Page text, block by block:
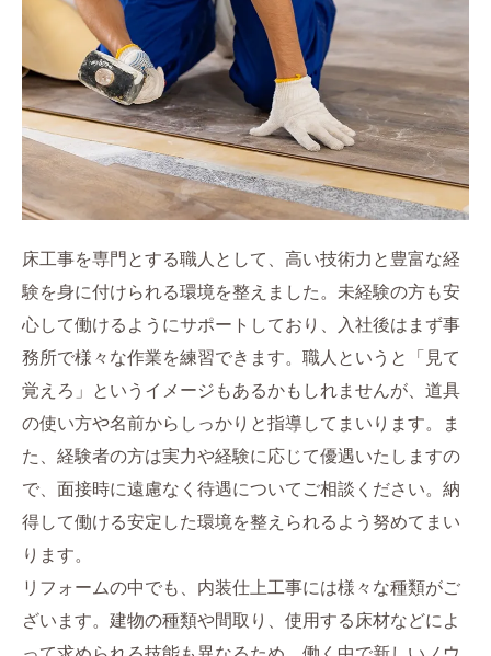
床工事を専門とする職人として、高い技術力と豊富な経
験を身に付けられる環境を整えました。未経験の方も安
心して働けるようにサポートしており、入社後はまず事
務所で様々な作業を練習できます。職人というと「見て
覚えろ」というイメージもあるかもしれませんが、道具
の使い方や名前からしっかりと指導してまいります。ま
た、経験者の方は実力や経験に応じて優遇いたしますの
で、面接時に遠慮なく待遇についてご相談ください。納
得して働ける安定した環境を整えられるよう努めてまい
ります。
リフォームの中でも、内装仕上工事には様々な種類がご
ざいます。建物の種類や間取り、使用する床材などによ